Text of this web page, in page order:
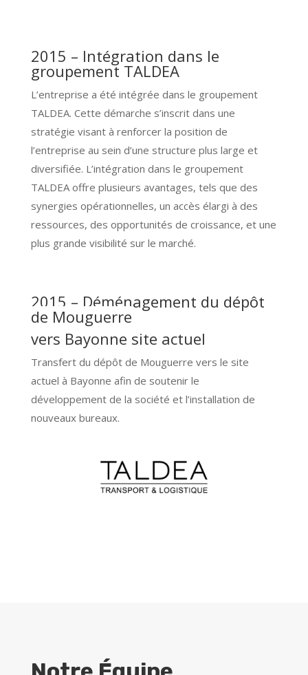
2015 – Intégration dans le
groupement TALDEA
L’entreprise a été intégrée dans le groupement
TALDEA. Cette démarche s’inscrit dans une
stratégie visant à renforcer la position de
l’entreprise au sein d’une structure plus large et
diversifiée. L’intégration dans le groupement
TALDEA offre plusieurs avantages, tels que des
synergies opérationnelles, un accès élargi à des
ressources, des opportunités de croissance, et une
plus grande visibilité sur le marché.
2015 – Déménagement du dépôt
de Mouguerre
vers Bayonne site actuel
Transfert du dépôt de Mouguerre vers le site
actuel à Bayonne afin de soutenir le
développement de la société et l’installation de
nouveaux bureaux.